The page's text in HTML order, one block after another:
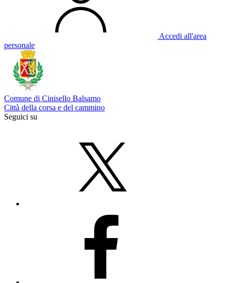
Accedi all'area
personale
Comune di Cinisello Balsamo
Città della corsa e del cammino
Seguici su